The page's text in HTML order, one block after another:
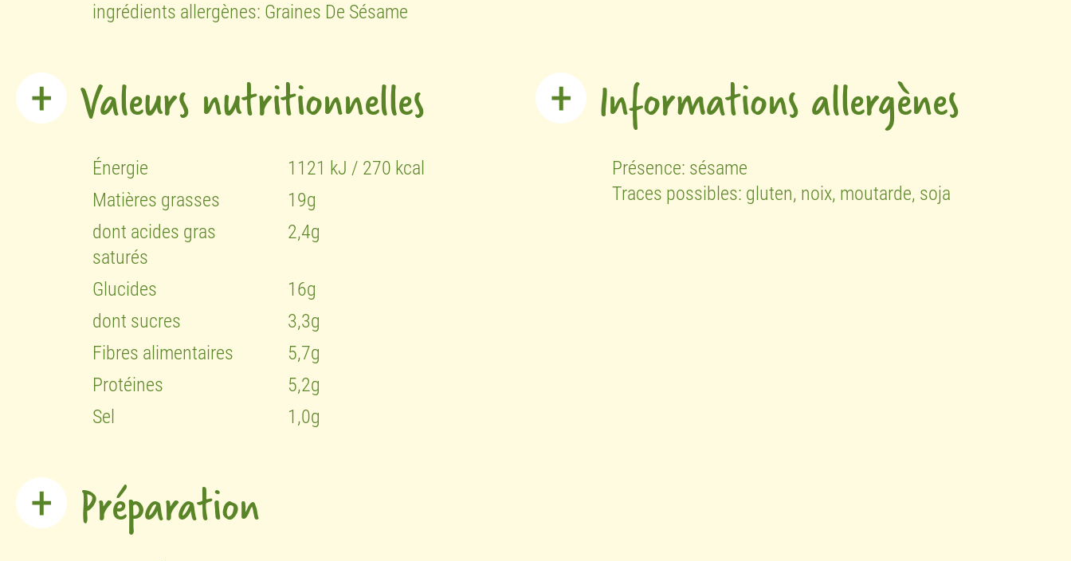
ingrédients allergènes: Graines De Sésame
Valeurs nutritionnelles
Énergie
1121 kJ / 270 kcal
Matières grasses
19g
dont acides gras
saturés
2,4g
Glucides
16g
dont sucres
3,3g
Fibres alimentaires
5,7g
Protéines
5,2g
Sel
1,0g
Informations allergènes
Présence: sésame
Traces possibles: gluten, noix, moutarde, soja
Préparation